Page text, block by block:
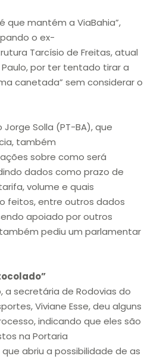
que mantém a ViaBahia”,
o ex-
Tarcísio de Freitas, atual
por ter tentado tirar a
canetada” sem considerar o
Solla (PT-BA), que
também
sobre como será
dados como prazo de
volume e quais
feitos, entre outros dados
apoiado por outros
pediu um parlamentar
a secretária de Rodovias do
Viviane Esse, deu alguns
indicando que eles são
na Portaria
abriu a possibilidade de as